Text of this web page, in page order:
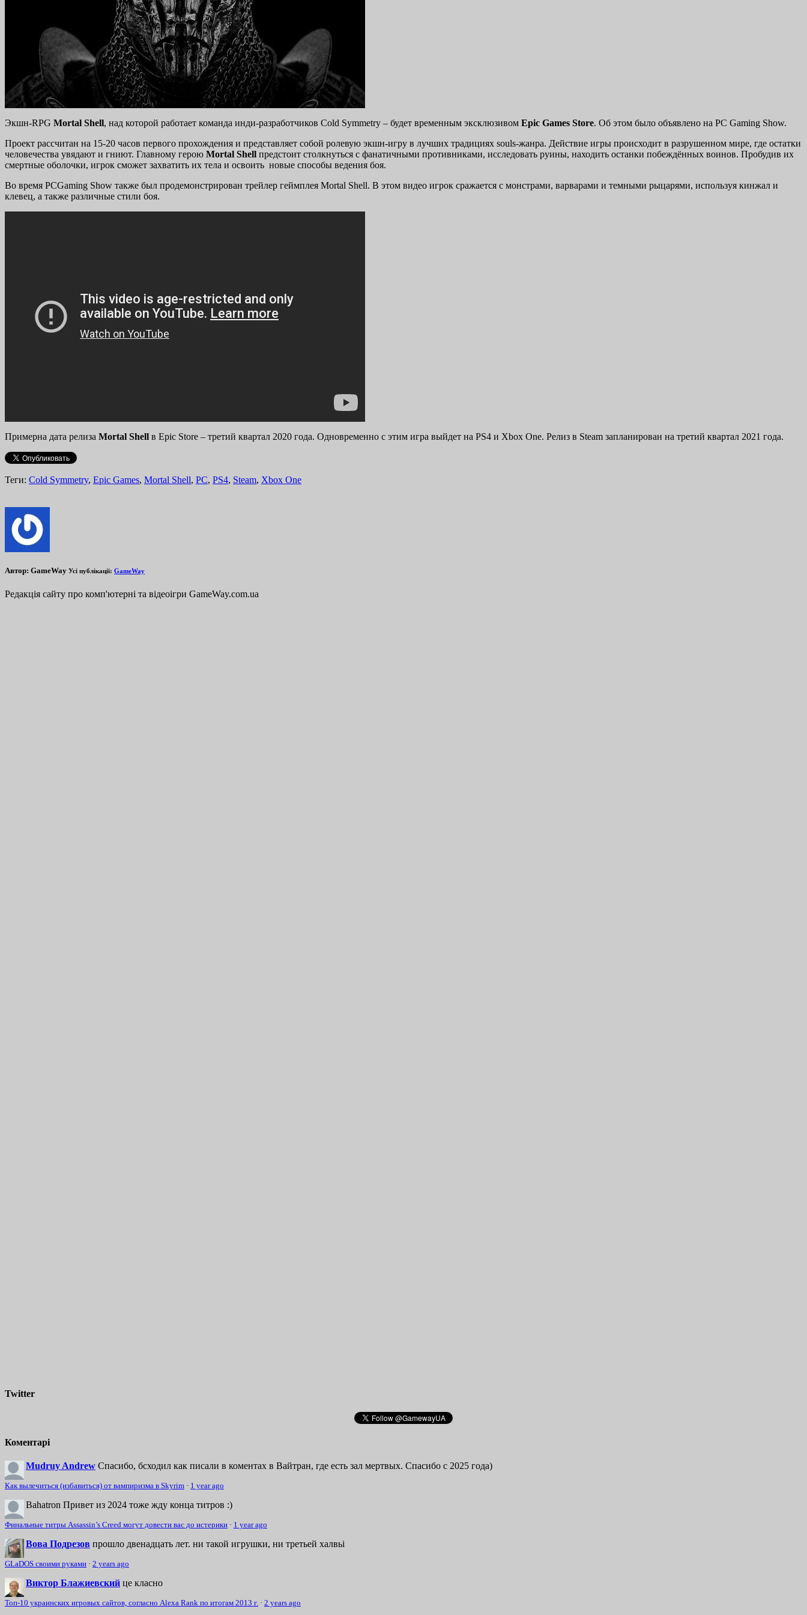
Экшн-RPG Mortal Shell, над которой работает команда инди-разработчиков Cold Symmetry – будет временным эксклюзивом Epic Games Store. Об этом было объявлено на PC Gaming Show.
Проект рассчитан на 15-20 часов первого прохождения и представляет собой ролевую экшн-игру в лучших традициях souls-жанра. Действие игры происходит в разрушенном мире, где остатки
человечества увядают и гниют. Главному герою Mortal Shell предстоит столкнуться с фанатичными противниками, исследовать руины, находить останки побеждённых воинов. Пробудив их
смертные оболочки, игрок сможет захватить их тела и освоить новые способы ведения боя.
Во время PCGaming Show также был продемонстрирован трейлер геймплея Mortal Shell. В этом видео игрок сражается с монстрами, варварами и темными рыцарями, используя кинжал и
клевец, а также различные стили боя.
Примерна дата релиза Mortal Shell в Epic Store – третий квартал 2020 года. Одновременно с этим игра выйдет на PS4 и Xbox One. Релиз в Steam запланирован на третий квартал 2021 года.
Теги: Cold Symmetry, Epic Games, Mortal Shell, PC, PS4, Steam, Xbox One
Автор: GameWay Усі публікації: GameWay
Редакція сайту про комп'ютерні та відеоігри GameWay.com.ua
Twitter
Коментарі
Mudruy Andrew Спасибо, бсходил как писали в коментах в Вайтран, где есть зал мертвых. Спасибо с 2025 года)
Как вылечиться (избавиться) от вампиризма в Skyrim · 1 year ago
Bahatron Привет из 2024 тоже жду конца титров :)
Финальные титры Assassin’s Creed могут довести вас до истерики · 1 year ago
Вова Подрезов прошло двенадцать лет. ни такой игрушки, ни третьей халвьі
GLaDOS своими руками · 2 years ago
Виктор Блажиевский це класно
Топ-10 украинских игровых сайтов, согласно Alexa Rank по итогам 2013 г. · 2 years ago